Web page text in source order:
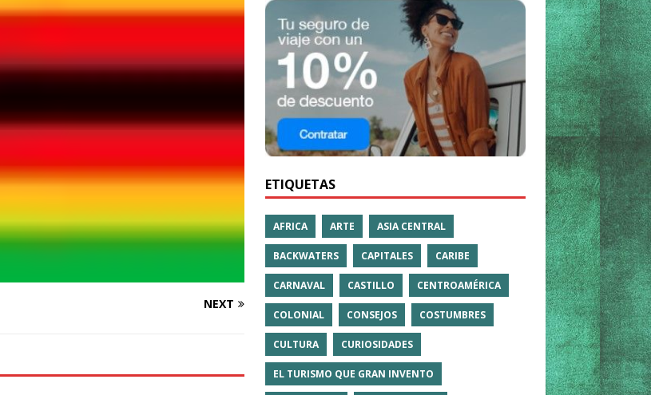
NEXT
ETIQUETAS
AFRICA ARTE ASIA CENTRAL
BACKWATERS CAPITALES CARIBE
CARNAVAL CASTILLO CENTROAMÉRICA
COLONIAL CONSEJOS COSTUMBRES
CULTURA CURIOSIDADES
EL TURISMO QUE GRAN INVENTO